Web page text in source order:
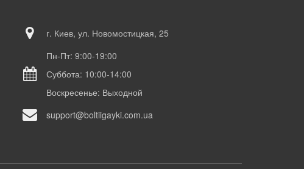
г. Киев, ул. Новомостицкая, 25
Пн-Пт: 9:00-19:00
Суббота: 10:00-14:00
Воскресенье: Выходной
support@boltiigayki.com.ua